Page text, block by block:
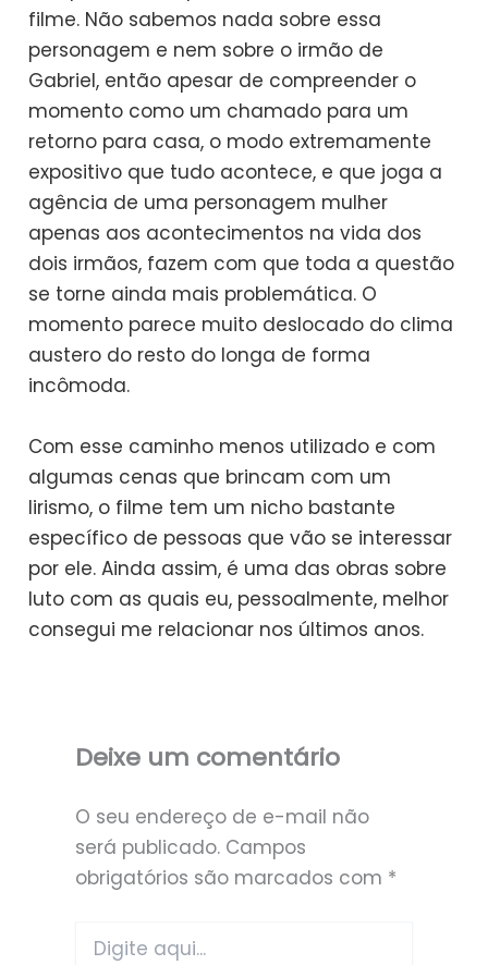
filme. Não sabemos nada sobre essa
personagem e nem sobre o irmão de
Gabriel, então apesar de compreender o
momento como um chamado para um
retorno para casa, o modo extremamente
expositivo que tudo acontece, e que joga a
agência de uma personagem mulher
apenas aos acontecimentos na vida dos
dois irmãos, fazem com que toda a questão
se torne ainda mais problemática. O
momento parece muito deslocado do clima
austero do resto do longa de forma
incômoda.
Com esse caminho menos utilizado e com
algumas cenas que brincam com um
lirismo, o filme tem um nicho bastante
específico de pessoas que vão se interessar
por ele. Ainda assim, é uma das obras sobre
luto com as quais eu, pessoalmente, melhor
consegui me relacionar nos últimos anos.
Deixe um comentário
O seu endereço de e-mail não
será publicado. Campos
obrigatórios são marcados com *
aqui...